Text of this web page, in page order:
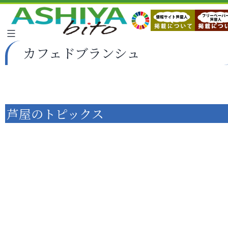
カフェドブランシュ
芦屋のトピックス